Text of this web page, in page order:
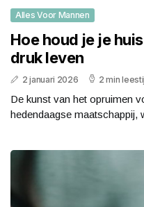
Alles Voor Mannen
Hoe houd je je
druk leven
2 januari 2026 2 min
De kunst van het opruimen
hedendaagse maatschappij,